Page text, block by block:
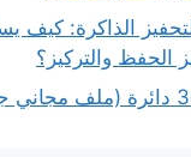
الذاكرة: كيف
الحفظ والتركيز؟